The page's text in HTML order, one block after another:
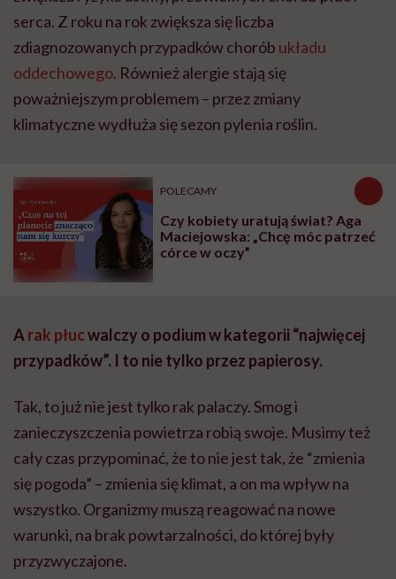
serca. Z roku na rok zwiększa się liczba
zdiagnozowanych przypadków chorób układu
oddechowego. Również alergie stają się
poważniejszym problemem – przez zmiany
klimatyczne wydłuża się sezon pylenia roślin.
POLECAMY
Czy kobiety uratują świat? Aga
Maciejowska: „Chcę móc patrzeć
córce w oczy”
A rak płucwalczy o podium w kategorii “najwięcej
przypadków”. I to nie tylko przez papierosy.
Tak, to już nie jest tylko rak palaczy. Smog i
zanieczyszczenia powietrza robią swoje. Musimy też
cały czas przypominać, że to nie jest tak, że “zmienia
się pogoda” – zmienia się klimat, a on ma wpływ na
wszystko. Organizmy muszą reagować na nowe
warunki, na brak powtarzalności, do której były
przyzwyczajone.